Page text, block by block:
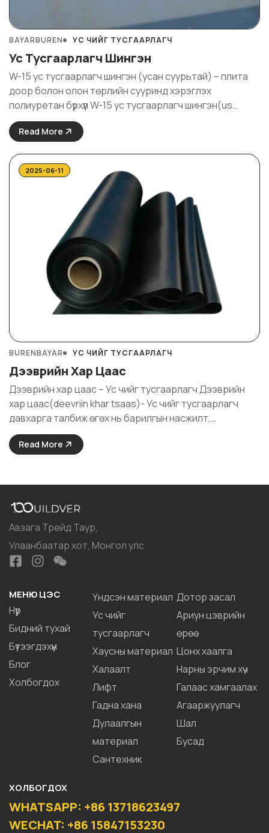
BAYARBUREN УС ЧИЙГ ТУСГААРЛАГЧ
Ус Тусгаарлагч Шингэн
W-15 ус тусгаарлагч шингэн (усан суурьтай) – плита
доор болон олон төрлийн сууринд хэрэглэх
полиуретан бүрхүүл W-15 ус тусгаарлагч шингэн(us
tusgaarlagch shingen) нь изоцианат болон
полиефирийг туслах нэмэлт, эмульстэй хослуулан
харьцан аажмаар урвалд орж, гадаргуу дээр
залгаасгүй уян ...
Read More
2025-06-11
BURENBAYAR УС ЧИЙГ ТУСГААРЛАГЧ
Дээврийн Хар Цаас
Дээврийн хар цаас – Ус чийг тусгаарлагч Дээврийн
хар цаас(deevriin khar tsaas)- Ус чийг тусгаарлагч
давхарга талбиж өгөх нь барилгын насжилт,
дулаалгын чанарыг сайжруулах хамгийн үр бүтэмжтэй,
хамгийн бага хөрөнгө оруулалтай шийдэл юм.Хүмүүсийн
Read More
Авзага Трейд Таур,
Улаанбаатар хот, Монгол улс
МЕНЮ ЦЭС
Нүүр
Бидний тухай
Бүтээгдэхүүн
Блог
Холбогдох
Үндсэн материал
Ус чийг
тусгаарлагч
Хаусны материал
Халаалт
Лифт
Гадна хана
Дулаалгын
материал
Сантехник
Дотор засал
Ариун цэврийн
өрөө
Цонх хаалга
Нарны эрчим хүч
Галаас хамгаалах
Агааржуулагч
Шал
Бусад
ХОЛБОГДОХ
WHATSAPP: +86 13718623497
WECHAT: +86 15847153230